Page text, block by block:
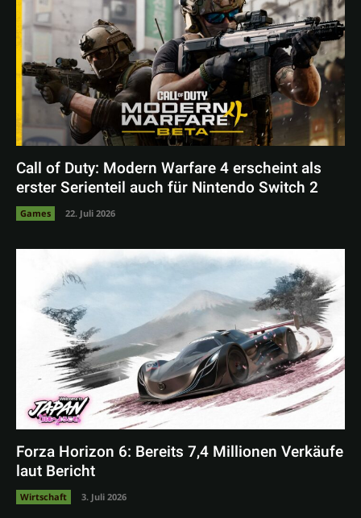
Call of Duty: Modern Warfare 4 erscheint als
erster Serienteil auch für Nintendo Switch 2
Games 22. Juli 2026
Forza Horizon 6: Bereits 7,4 Millionen Verkäufe
laut Bericht
Wirtschaft 3. Juli 2026